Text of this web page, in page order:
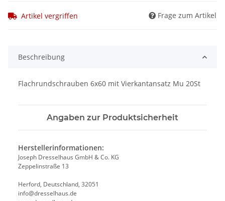
Artikel vergriffen Frage zum Artikel
Beschreibung
Flachrundschrauben 6x60 mit Vierkantansatz Mu 20St
Angaben zur Produktsicherheit
Herstellerinformationen:
Joseph Dresselhaus GmbH & Co. KG
Zeppelinstraße 13
Herford, Deutschland, 32051
info@dresselhaus.de